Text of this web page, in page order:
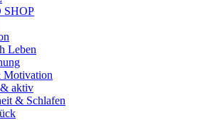
Leben
aktiv
& Schlafen